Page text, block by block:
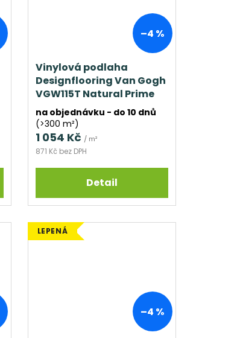
–4 %
Vinylová podlaha
Designflooring Van Gogh
VGW115T Natural Prime
Oak
na objednávku - do 10 dnů
(>300 m²)
871 Kč bez DPH
1 054 Kč / m²
Detail
LEPENÁ
–4 %